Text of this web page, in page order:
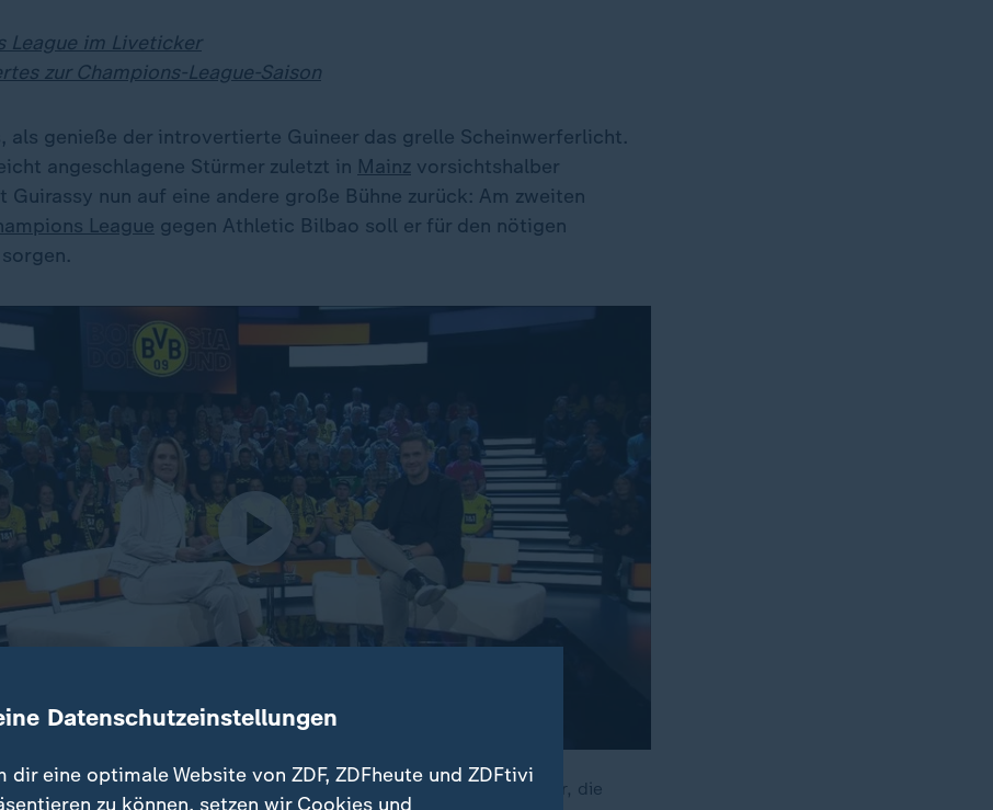
League im Liveticker
zur Champions-League-Saison
als genieße der introvertierte Guineer das grelle Scheinwerferlicht.
angeschlagene Stürmer zuletzt in Mainz vorsichtshalber
Guirassy nun auf eine andere große Bühne zurück: Am zweiten
League gegen Athletic Bilbao soll er für den nötigen
Sebastian Kehl im sportstudio über den guten Lauf der Dortmunder, die
Datenschutzeinstellungen
dir eine optimale Website von ZDF, ZDFheute und ZDFtivi
zu können, setzen wir Cookies und